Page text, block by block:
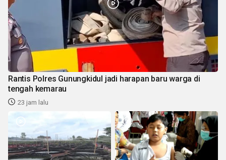
Rantis Polres Gunungkidul jadi harapan baru warga di
tengah kemarau
23 jam lalu